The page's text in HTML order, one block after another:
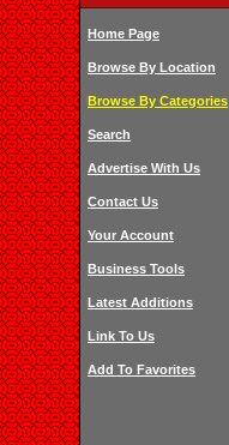
Home Page
Browse By Location
Browse By Categories
Search
Advertise With Us
Contact Us
Your Account
Business Tools
Latest Additions
Link To Us
Add To Favorites